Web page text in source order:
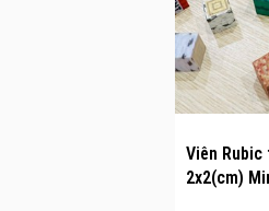
Viên
2x2(cm)